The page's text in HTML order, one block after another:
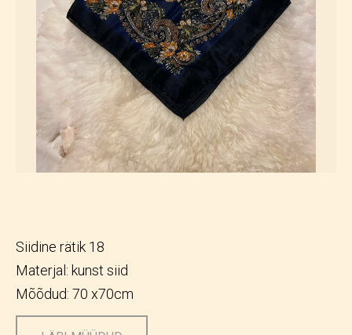
Siidine rätik 18
Materjal: kunst siid
Mõõdud: 70 x70cm